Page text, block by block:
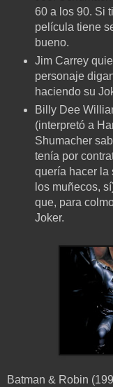
60 a los 90. Si
película tiene
bueno.
Jim Carrey
personaje
haciendo su
Billy Dee
(interpretó a
Shumacher
tenía por
quería hacer la
los muñecos,
que, para
Joker.
Batman & Robin